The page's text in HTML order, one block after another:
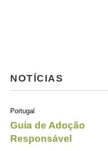
NOTÍCIAS
Portugal
Guia de Adoção
Responsável